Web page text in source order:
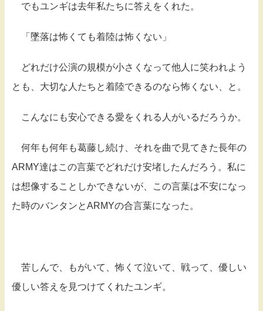
でもユンギは去年私たちに答えをくれた。
「墜落は怖くても着陸は怖くない」
どれだけ公演の規模が小さくなって他人に笑われよう
とも、大切な人たちと着陸できるのなら怖くない、と。
こんなにも安心できる愛をくれる人がいるだろうか。
何年も何年も葛藤し続け、それを曲で見てきた長年の
ARMY達はこの言葉でどれだけ安堵したんだろう。私に
は想像することしかできないが、この言葉は不安になっ
た時のバンタンとARMYの合言葉になった。
苦しんで、もがいて、怖くて泣いて、戦って、優しい
優しい答えを見つけてくれたユンギ。